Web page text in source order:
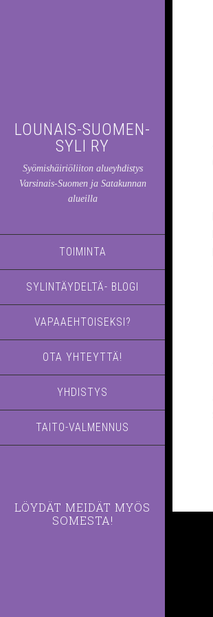
LOUNAIS-SUOMEN-
SYLI RY
Syömishäiriöliiton alueyhdistys
Varsinais-Suomen ja Satakunnan
alueilla
TOIMINTA
SYLINTÄYDELTÄ- BLOGI
VAPAAEHTOISEKSI?
OTA YHTEYTTÄ!
YHDISTYS
TAITO-VALMENNUS
LÖYDÄT MEIDÄT MYÖS
SOMESTA!